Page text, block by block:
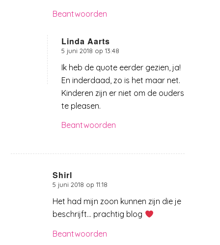
Beantwoorden
Linda Aarts
zegt:
5 juni 2018 op 13:48
Ik heb de quote eerder gezien, ja!
En inderdaad, zo is het maar net.
Kinderen zijn er niet om de ouders
te pleasen.
Beantwoorden
Shirl
zegt:
5 juni 2018 op 11:18
Het had mijn zoon kunnen zijn die je
beschrijft… prachtig blog
Beantwoorden